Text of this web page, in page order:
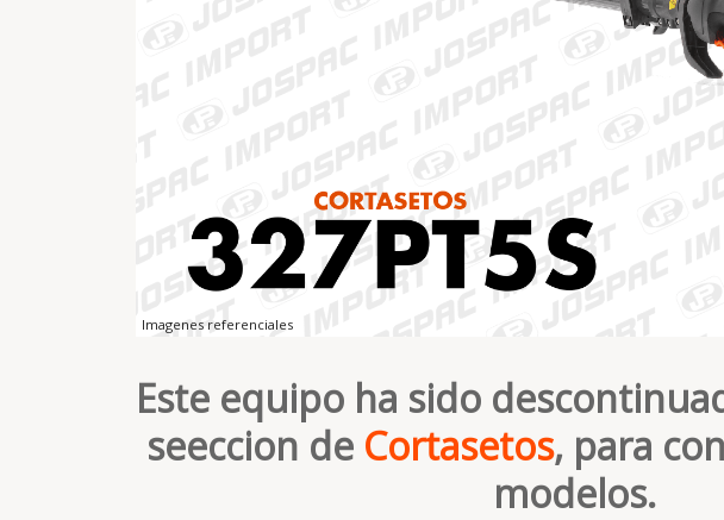
Imagenes referenciales
Este equipo ha sido
seeccion de Cortasetos, para
modelos.